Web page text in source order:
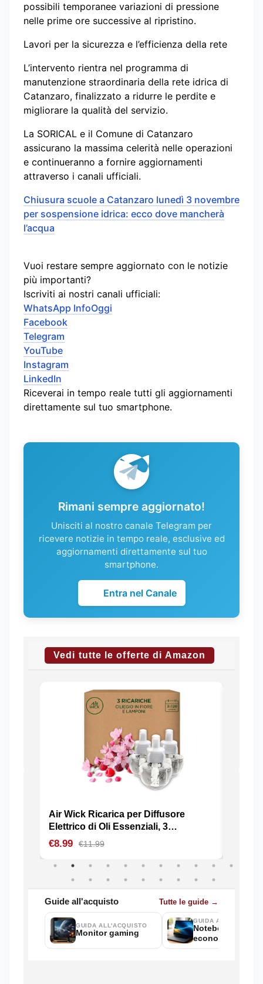
possibili temporanee variazioni di pressione
nelle prime ore successive al ripristino.
Lavori per la sicurezza e l’efficienza della rete
L’intervento rientra nel programma di
manutenzione straordinaria della rete idrica di
Catanzaro, finalizzato a ridurre le perdite e
migliorare la qualità del servizio.
La SORICAL e il Comune di Catanzaro
assicurano la massima celerità nelle operazioni
e continueranno a fornire aggiornamenti
attraverso i canali ufficiali.
Chiusura scuole a Catanzaro lunedì 3 novembre
per sospensione idrica: ecco dove mancherà
l’acqua
Vuoi restare sempre aggiornato con le notizie
più importanti?
Iscriviti ai nostri canali ufficiali:
WhatsApp InfoOggi
Facebook
Telegram
YouTube
Instagram
LinkedIn
Riceverai in tempo reale tutti gli aggiornamenti
direttamente sul tuo smartphone.
Rimani sempre aggiornato!
Unisciti al nostro canale Telegram per
ricevere notizie in tempo reale, esclusive ed
aggiornamenti direttamente sul tuo
smartphone.
Entra nel Canale